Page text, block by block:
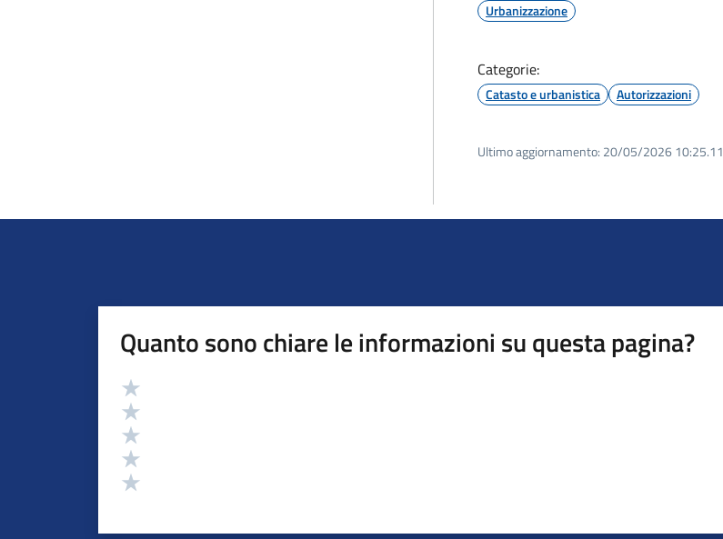
Urbanizzazione
Categorie:
Catasto e urbanistica Autorizzazioni
Ultimo aggiornamento: 20/05/2026 10:25.11
Quanto sono chiare le informazioni su questa pagina?
Valutazione